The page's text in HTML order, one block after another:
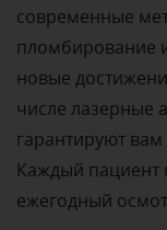
современные
пломбирование
новые
числе лазерные
гарантируют
Каждый пациент
ежегодный